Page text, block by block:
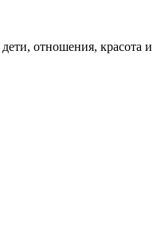
отношения, красота и